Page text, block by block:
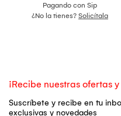
Pagando con Sip
¿No la tienes? Solicítala
¡Recibe nuestras ofertas
Suscríbete y recibe en tu
exclusivas y novedades